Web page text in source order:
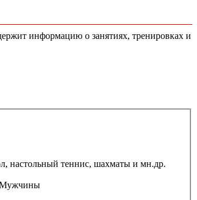
информацию о занятиях, тренировках и
настольный теннис, шахматы и мн.др.